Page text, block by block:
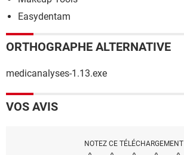
Easydentam
ORTHOGRAPHE ALTERNATIVE
medicanalyses-1.13.exe
VOS AVIS
NOTEZ CE TÉLÉCHARGEMENT